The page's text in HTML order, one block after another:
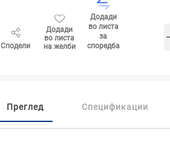
Сподели
Додади
во листа
на желби
Додади
во листа
за
споредба
Преглед Спецификации